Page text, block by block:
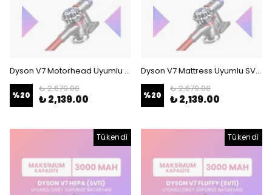
Dyson V7 Motorhead Uyumlu SV11 Batarya (MAKSİMUM KAPASİTE) 21.6 V 3000mah Dikey Süpürge Bataryası
%20
₺ 2,679.00
₺ 2,139.00
Dyson V7 Mattress Uyumlu SV11 Batarya (MAKSİMUM KAPASİTE) 21.6 V 3000mah Dikey Süpürge Bataryası
%20
₺ 2,679.00
₺ 2,139.00
Tükendi Tükendi